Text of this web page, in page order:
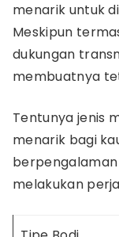
menarik untuk
Meskipun
dukungan
membuatnya
Tentunya jenis
menarik bagi
melakukan